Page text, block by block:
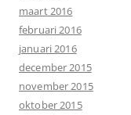
maart 2016
februari 2016
januari 2016
december 2015
november 2015
oktober 2015